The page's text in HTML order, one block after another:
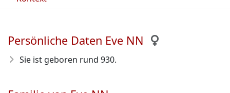
Persönliche Daten Eve NN
Sie ist geboren rund 930.